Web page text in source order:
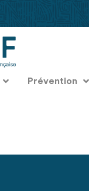
Prévention